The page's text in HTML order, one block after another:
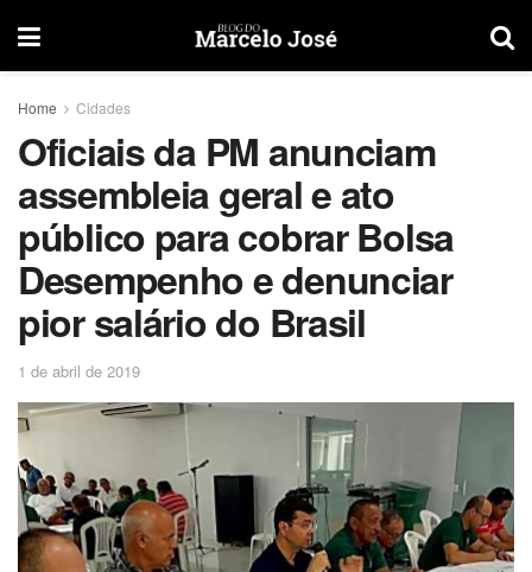
Home Cidades
Oficiais da PM anunciam
assembleia geral e ato
público para cobrar Bolsa
Desempenho e denunciar
pior salário do Brasil
1 de abril de 2019